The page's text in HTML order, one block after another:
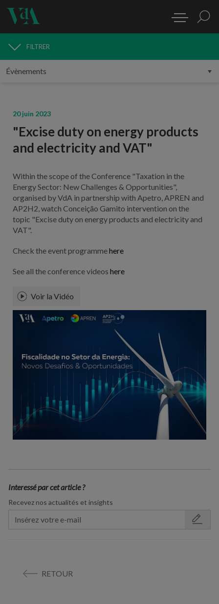
MÉDIAS
FILTRER
20 juin 2023
"Excise duty on energy products
and electricity and VAT"
Within the scope of the Conference "Taxation in the
Energy Sector: New Challenges & Opportunities",
organised by VdA in partnership with Apetro, APREN and
AP2H2, watch Conceição Gamito intervention on the
topic "Excise duty on energy products and electricity and
VAT".
Check the event programmehere
See all the conference videos here
Voir la Vidéo
Interessé par cet article ?
Recevez nos actualités et insights
RETOUR